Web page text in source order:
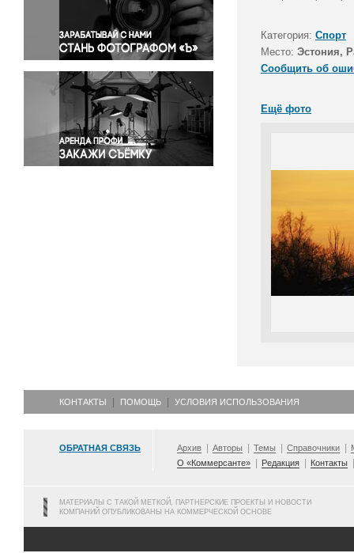
Правосудие
Происшествия и конфликты
Религия
Светская жизнь
Спорт
Экология
Экономика и бизнес
Категория: Спорт
Место: Эстония,
Сообщить об
Ещё фото
КОНТАКТЫ ПОМОЩЬ УСЛОВИЯ ИСПОЛЬЗОВАНИЯ
ОБРАТНАЯ СВЯЗЬ Архив Авторы Темы Справочники
О «Коммерсанте»
Редакция Контакты
МАТЕРИАЛЫ С ТАКОЙ МЕТКОЙ, ПАРТНЕРСКИЕ ПРОЕКТЫ И НОВОСТИ
КОМПАНИЙ ОПУБЛИКОВАНЫ НА КОММЕРЧЕСКОЙ ОСНОВЕ